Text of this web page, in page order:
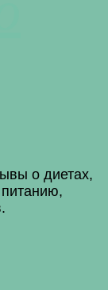
о диетах,